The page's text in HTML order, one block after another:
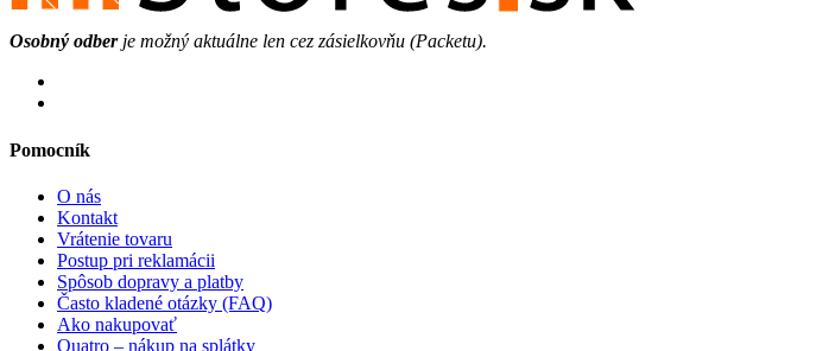
Osobný odberje možný aktuálne len cez zásielkovňu (Packetu).
Pomocník
O nás
Kontakt
Vrátenie tovaru
Postup pri reklamácii
Spôsob dopravy a platby
Často kladené otázky (FAQ)
Ako nakupovať
Quatro – nákup na splátky